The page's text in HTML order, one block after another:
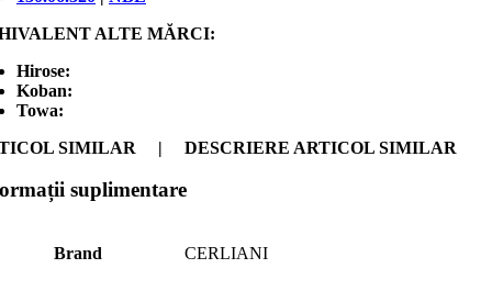
ALTE MĂRCI:
Hirose:
Koban:
Towa:
SIMILAR | DESCRIERE ARTICOL SIMILAR
suplimentare
Brand CERLIANI